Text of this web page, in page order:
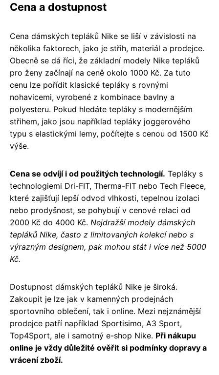
Cena a dostupnost
Cena dámských tepláků Nike se liší v závislosti na
několika faktorech, jako je střih, materiál a prodejce.
Obecně se dá říci, že základní modely Nike tepláků
pro ženy začínají na ceně okolo 1000 Kč. Za tuto
cenu lze pořídit klasické tepláky s rovnými
nohavicemi, vyrobené z kombinace bavlny a
polyesteru. Pokud hledáte tepláky s modernějším
střihem, jako jsou například tepláky joggerového
typu s elastickými lemy, počítejte s cenou od 1500 Kč
výše.
Cena se odvíjí i od použitých technologií. Tepláky s
technologiemi Dri-FIT, Therma-FIT nebo Tech Fleece,
které zajišťují lepší odvod vlhkosti, tepelnou izolaci
nebo prodyšnost, se pohybují v cenové relaci od
2000 Kč do 4000 Kč. Nejdražší modely dámských
tepláků Nike, často z limitovaných kolekcí nebo s
výrazným designem, pak mohou stát i více než 5000
Kč.
Dostupnost dámských tepláků Nike je široká.
Zakoupit je lze jak v kamenných prodejnách
sportovního oblečení, tak i online. Mezi nejznámější
prodejce patří například Sportisimo, A3 Sport,
Top4Sport, ale i samotný e-shop Nike. Při nákupu
online je vždy důležité ověřit si podmínky dopravy a
vrácení zboží.